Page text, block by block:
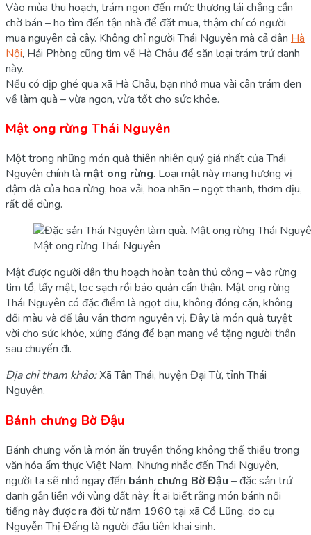
Vào mùa thu hoạch, trám ngon đến mức thương lái chẳng cần
chờ bán – họ tìm đến tận nhà để đặt mua, thậm chí có người
mua nguyên cả cây. Không chỉ người Thái Nguyên mà cả dân Hà
Nội, Hải Phòng cũng tìm về Hà Châu để săn loại trám trứ danh
này.
Nếu có dịp ghé qua xã Hà Châu, bạn nhớ mua vài cân trám đen
về làm quà – vừa ngon, vừa tốt cho sức khỏe.
Mật ong rừng Thái Nguyên
Một trong những món quà thiên nhiên quý giá nhất của Thái
Nguyên chính là mật ong rừng. Loại mật này mang hương vị
đậm đà của hoa rừng, hoa vải, hoa nhãn – ngọt thanh, thơm dịu,
rất dễ dùng.
Mật ong rừng Thái Nguyên
Mật được người dân thu hoạch hoàn toàn thủ công – vào rừng
tìm tổ, lấy mật, lọc sạch rồi bảo quản cẩn thận. Mật ong rừng
Thái Nguyên có đặc điểm là ngọt dịu, không đóng cặn, không
đổi màu và để lâu vẫn thơm nguyên vị. Đây là món quà tuyệt
vời cho sức khỏe, xứng đáng để bạn mang về tặng người thân
sau chuyến đi.
Địa chỉ tham khảo:Xã Tân Thái, huyện Đại Từ, tỉnh Thái
Nguyên.
Bánh chưng Bờ Đậu
Bánh chưng vốn là món ăn truyền thống không thể thiếu trong
văn hóa ẩm thực Việt Nam. Nhưng nhắc đến Thái Nguyên,
người ta sẽ nhớ ngay đến bánh chưng Bờ Đậu – đặc sản trứ
danh gắn liền với vùng đất này. Ít ai biết rằng món bánh nổi
tiếng này được ra đời từ năm 1960 tại xã Cổ Lũng, do cụ
Nguyễn Thị Đấng là người đầu tiên khai sinh.